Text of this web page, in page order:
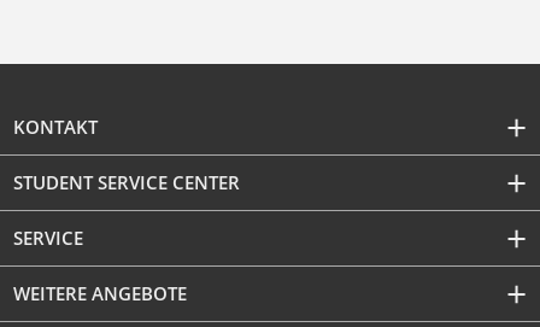
KONTAKT
STUDENT SERVICE CENTER
SERVICE
WEITERE ANGEBOTE